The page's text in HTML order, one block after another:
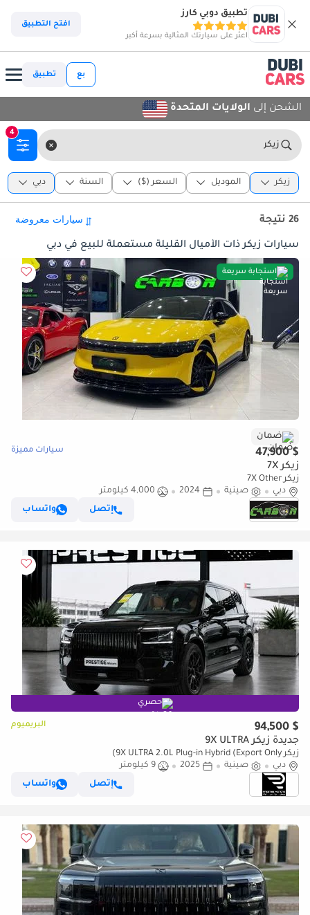
تطبيق دوبي كارز
اعثر على سيارتك المثالية بسرعة أكبر
افتح التطبيق
بع تطبيق
الشحن إلى الولايات المتحدة
زيكر
4
زيكر الموديل السعر ($) السنة دبي
26 نتيجة
سيارات زيكر ذات الأميال القليلة مستعملة للبيع في دبي
استجابة سريعة
ضمان
$ 47,900 سيارات مميزة
زيكر 7X
زيكر 7X Other
دبي
صينية 2024
4,000 كيلومتر
إتصل
واتساب
حصري
$ 94,500 البريميوم
جديدة زيكر 9X ULTRA
زيكر 9X ULTRA 2.0L Plug-in Hybrid (Export Only)
دبي
صينية 2025
9 كيلومتر
إتصل
واتساب